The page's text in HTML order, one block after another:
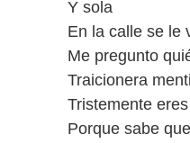
Y sola
En la calle se le
Me pregunto
Traicionera
Tristemente
Porque sabe